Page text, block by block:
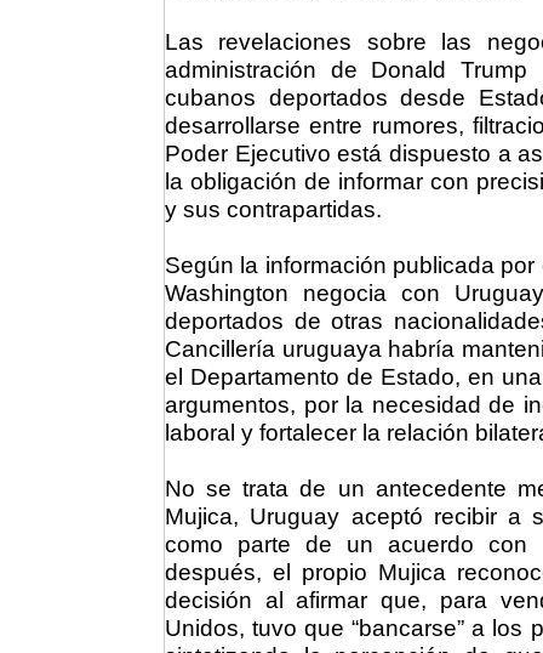
Las revelaciones sobre las
administración de Donald
cubanos deportados desde
desarrollarse entre rumores,
Poder Ejecutivo está dispuesto a
la obligación de informar con
y sus contrapartidas.
Según la información publicada
Washington negocia con
deportados de otras
Cancillería uruguaya habría
el Departamento de Estado, en
argumentos, por la necesidad de
laboral y fortalecer la relación
No se trata de un antecedente
Mujica, Uruguay aceptó recibir a
como parte de un acuerdo con
después, el propio Mujica
decisión al afirmar que, para
Unidos, tuvo que “bancarse” a los